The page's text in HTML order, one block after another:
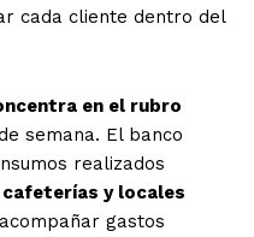
cada cliente dentro del
en el rubro
semana. El banco
realizados
cafeterías y locales
gastos